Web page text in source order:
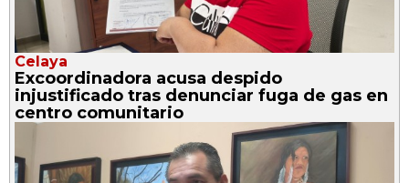
Celaya
Excoordinadora acusa despido
injustificado tras denunciar fuga de gas en
centro comunitario